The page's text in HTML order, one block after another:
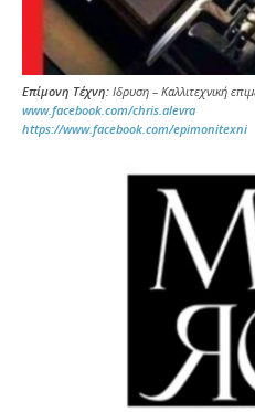
Επίμονη Τέχνη: Ιδρυση – Καλλιτεχνική
www.facebook.com/chris.alevra
https://www.facebook.com/epimonitexni